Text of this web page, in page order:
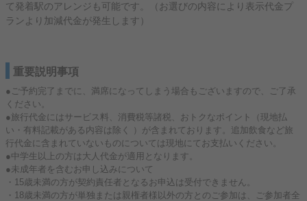
て発着駅のアレンジも可能です。（お選びの内容により表示代金プ
ランより加減代金が発生します）
重要説明事項
●ご予約完了までに、満席になってしまう場合もございますので、ご了承
ください。
●旅行代金にはサービス料、消費税等諸税、おトクなポイント（現地払
い・有料記載がある内容は除く ）が含まれております。追加飲食など旅
行代金に含まれていないものについては現地にてお支払いください。
●中学生以上の方は大人代金が適用となります。
●未成年者を含むお申し込みについて
・15歳未満の方が契約責任者となるお申込は受付できません。
・18歳未満の方が単独または親権者様以外の方とのご参加は、ご参加者全